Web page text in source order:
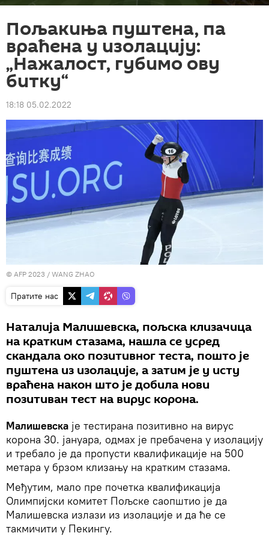
Пољакиња пуштена, па
враћена у изолацију:
„Нажалост, губимо ову
битку“
18:18 05.02.2022
© AFP 2023 / WANG ZHAO
Пратите нас
Наталија Малишевска, пољска клизачица
на кратким стазама, нашла се усред
скандала око позитивног теста, пошто је
пуштена из изолације, а затим je у исту
враћена након што је добила нови
позитиван тест на вирус корона.
Малишевска је тестирана позитивно на вирус
корона 30. јануара, одмах је пребачена у изолацију
и требало је да пропусти квалификације на 500
метара у брзом клизању на кратким стазама.
Међутим, мало пре почетка квалификација
Олимпијски комитет Пољске саопштио је да
Малишевска излази из изолације и да ће се
такмичити у Пекингу.